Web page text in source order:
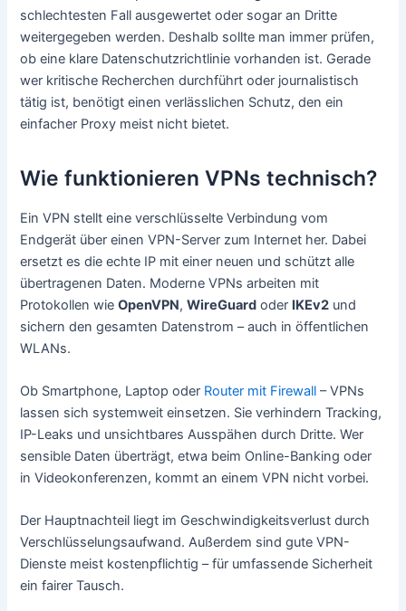
schlechtesten Fall ausgewertet oder sogar an Dritte
weitergegeben werden. Deshalb sollte man immer prüfen,
ob eine klare Datenschutzrichtlinie vorhanden ist. Gerade
wer kritische Recherchen durchführt oder journalistisch
tätig ist, benötigt einen verlässlichen Schutz, den ein
einfacher Proxy meist nicht bietet.
Wie funktionieren VPNs technisch?
Ein VPN stellt eine verschlüsselte Verbindung vom
Endgerät über einen VPN-Server zum Internet her. Dabei
ersetzt es die echte IP mit einer neuen und schützt alle
übertragenen Daten. Moderne VPNs arbeiten mit
Protokollen wieOpenVPN,WireGuard oder IKEv2 und
sichern den gesamten Datenstrom – auch in öffentlichen
WLANs.
Ob Smartphone, Laptop oder Router mit Firewall – VPNs
lassen sich systemweit einsetzen. Sie verhindern Tracking,
IP-Leaks und unsichtbares Ausspähen durch Dritte. Wer
sensible Daten überträgt, etwa beim Online-Banking oder
in Videokonferenzen, kommt an einem VPN nicht vorbei.
Der Hauptnachteil liegt im Geschwindigkeitsverlust durch
Verschlüsselungsaufwand. Außerdem sind gute VPN-
Dienste meist kostenpflichtig – für umfassende Sicherheit
ein fairer Tausch.